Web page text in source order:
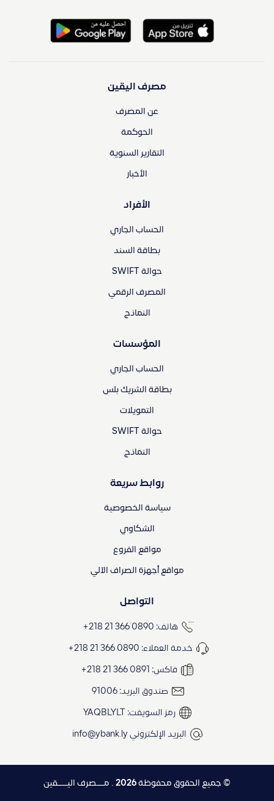
مصرف اليقين
عن المصرف
الحوكمة
التقارير السنوية
الأخبار
الأفراد
الحساب الجاري
بطاقة السند
حوالة SWIFT
المصرف الرقمي
النماذج
المؤسسات
الحساب الجاري
بطاقة الشريك بلس
التمويلات
حوالة SWIFT
النماذج
روابط سريعة
سياسة الخصوصية
الشكاوي
مواقع الفروع
مواقع أجهزة الصراف الآلي
التواصل
هاتف: 0890 366 21 218+
خدمة العملاء: 0890 366 21 218+
فاكس: 0891 366 21 218+
صندوق البريد: 91006
رمز السويفت: YAQBLYLT
البريد الإلكترونيinfo@ybank.ly
© جميع الحقوق محفوظة 2026 . مـــصرف اليــــقين